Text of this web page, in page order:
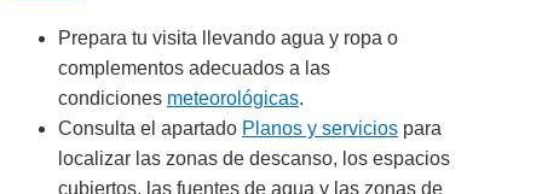
para
disfrutar
de
una
visita
Prepara tu visita llevando agua y ropa o
complementos adecuados a las
condiciones meteorológicas.
Consulta el apartado Planos y servicios para
localizar las zonas de descanso, los espacios
cubiertos, las fuentes de agua y las zonas de